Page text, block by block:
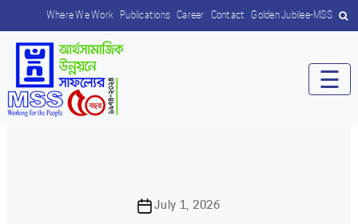
Where We Work Publications Career Contact Golden Jubilee-MSS
☰
Post
date
July 1, 2026